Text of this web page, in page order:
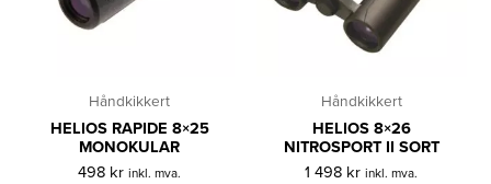
Håndkikkert
HELIOS RAPIDE 8×25
MONOKULAR
498 kr inkl. mva.
Håndkikkert
HELIOS 8×26
NITROSPORT II SORT
1 498 kr inkl. mva.